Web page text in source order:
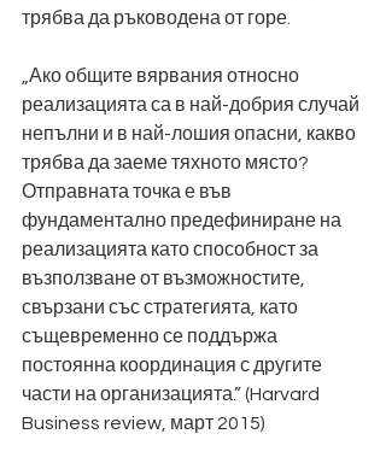
трябва да ръководена от горе.
„Ако общите вярвания относно
реализацията са в най-добрия случай
непълни и в най-лошия опасни, какво
трябва да заеме тяхното място?
Отправната точка е във
фундаментално предефиниране на
реализацията като способност за
възползване от възможностите,
свързани със стратегията, като
същевременно се поддържа
постоянна координация с другите
части на организацията.” (Harvard
Business review, март 2015)